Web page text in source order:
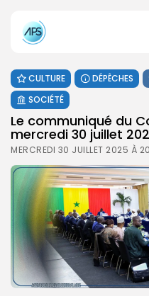
CULTURE DÉPÊCHES
SOCIÉTÉ
Le communiqué du
mercredi 30 juillet
MERCREDI 30 JUILLET 2025 À